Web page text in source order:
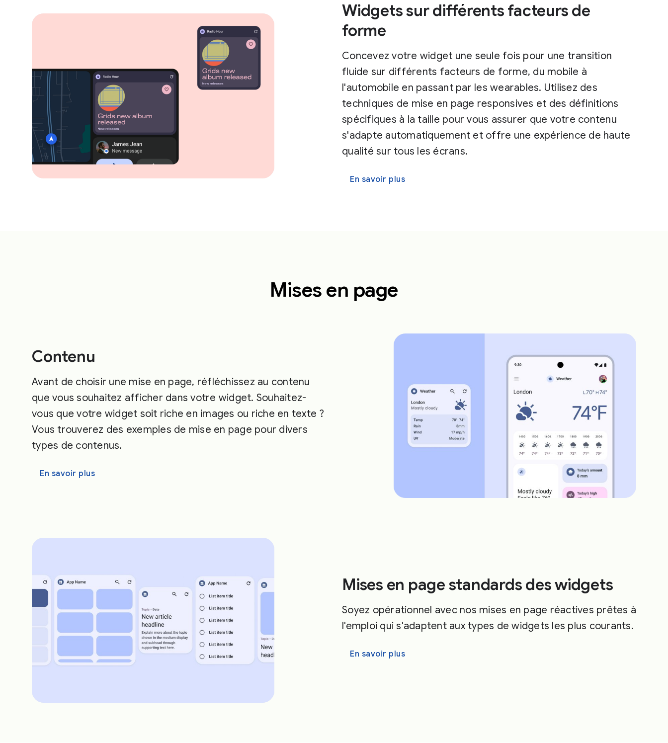
Widgets sur différents facteurs de
forme
Concevez votre widget une seule fois pour une transition
fluide sur différents facteurs de forme, du mobile à
l'automobile en passant par les wearables. Utilisez des
techniques de mise en page responsives et des définitions
spécifiques à la taille pour vous assurer que votre contenu
s'adapte automatiquement et offre une expérience de haute
qualité sur tous les écrans.
En savoir plus
Mises en page
Contenu
Avant de choisir une mise en page, réfléchissez au contenu
que vous souhaitez afficher dans votre widget. Souhaitez-
vous que votre widget soit riche en images ou riche en texte ?
Vous trouverez des exemples de mise en page pour divers
types de contenus.
En savoir plus
Mises en page standards des widgets
Soyez opérationnel avec nos mises en page réactives prêtes à
l'emploi qui s'adaptent aux types de widgets les plus courants.
En savoir plus